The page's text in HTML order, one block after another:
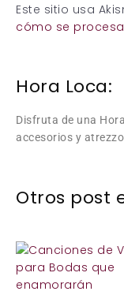
Este sitio usa
cómo se
Hora Loca:
Disfruta de una
accesorios y
Otros post